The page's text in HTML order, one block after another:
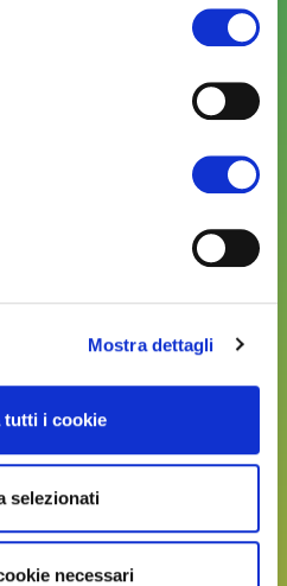
Mostra dettagli
tutti i cookie
selezionati
necessari